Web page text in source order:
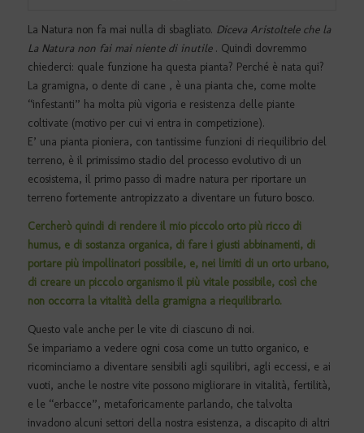
La Natura non fa mai nulla di sbagliato. Diceva Aristoltele che la
La Natura non fai mai niente di inutile. Quindi dovremmo
chiederci: quale funzione ha questa pianta? Perché è nata qui?
La gramigna, o dente di cane , è una pianta che, come molte
“infestanti” ha molta più vigoria e resistenza delle piante
coltivate (motivo per cui vi entra in competizione).
E’ una pianta pioniera, con tantissime funzioni di riequilibrio del
terreno, è il primissimo stadio del processo evolutivo di un
ecosistema, il primo passo di madre natura per riportare un
terreno fortemente antropizzato a diventare un futuro bosco.
Cercherò quindi di rendere il mio piccolo orto più ricco di
humus, e di sostanza organica, di fare i giusti abbinamenti, di
portare più impollinatori possibile, e, nei limiti di un orto urbano,
di creare un piccolo organismo il più vitale possibile, così che
non occorra la vitalità della gramigna a riequilibrarlo.
Questo vale anche per le vite di ciascuno di noi.
Se impariamo a vedere ogni cosa come un tutto organico, e
ricominciamo a diventare sensibili agli squilibri, agli eccessi, e ai
vuoti, anche le nostre vite possono migliorare in vitalità, fertilità,
e le “erbacce”, metaforicamente parlando, che talvolta
invadono alcuni settori della nostra esistenza, a discapito di altri